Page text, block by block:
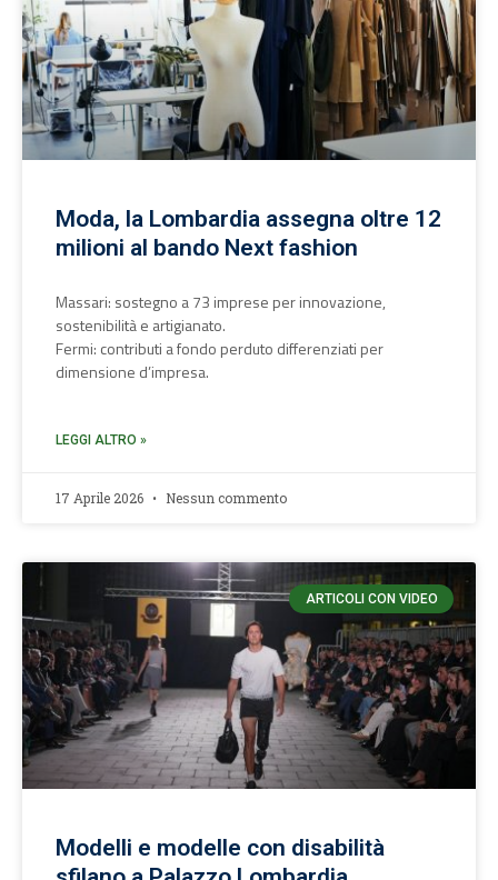
Moda, la Lombardia assegna oltre 12
milioni al bando Next fashion
Massari: sostegno a 73 imprese per innovazione,
sostenibilità e artigianato.
Fermi: contributi a fondo perduto differenziati per
dimensione d’impresa.
LEGGI ALTRO »
17 Aprile 2026 Nessun commento
ARTICOLI CON VIDEO
Modelli e modelle con disabilità